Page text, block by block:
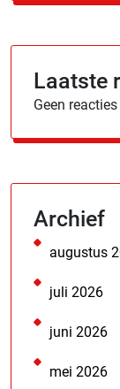
Laatste
Geen
Archief
augustus
juli 2026
juni 2026
mei 2026